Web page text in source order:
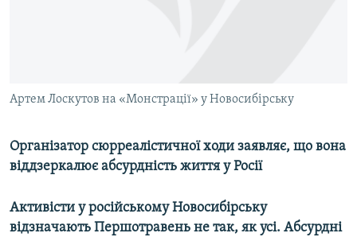
ІНФОГРАФІКА
ДОЛУЧАЙСЯ!
Усі сайти RFE/RL
Артем Лоскутов на «Монстрації» у Новосибірську
Організатор сюрреалістичної ходи заявляє, що вона
віддзеркалює абсурдність життя у Росії
Активісти у російському Новосибірську
відзначають Першотравень не так, як усі. Абсурдні